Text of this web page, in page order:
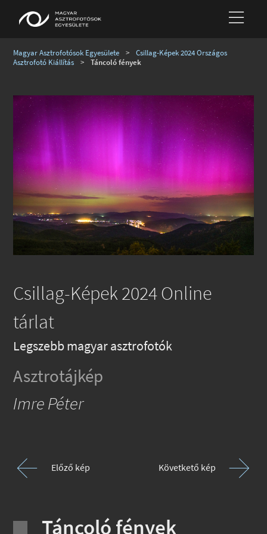
Magyar Asztrofotósok Egyesülete >
Csillag-Képek 2024 Országos
Asztrofotó Kiállítás
> Táncoló fények
Csillag-Képek 2024 Online
tárlat
Legszebb magyar asztrofotók
Asztrotájkép
Imre Péter
Előző kép Követkető kép
Táncoló fények